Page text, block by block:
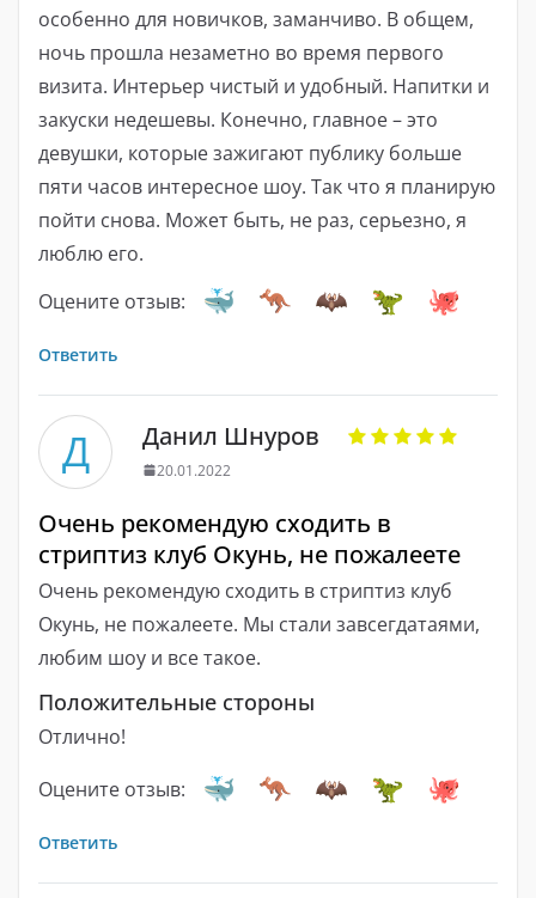
особенно для новичков, заманчиво. В общем,
ночь прошла незаметно во время первого
визита. Интерьер чистый и удобный. Напитки и
закуски недешевы. Конечно, главное – это
девушки, которые зажигают публику больше
пяти часов интересное шоу. Так что я планирую
пойти снова. Может быть, не раз, серьезно, я
люблю его.
Оцените отзыв:
Ответить
Д Данил Шнуров
20.01.2022
Очень рекомендую сходить в
стриптиз клуб Окунь, не пожалеете
Очень рекомендую сходить в стриптиз клуб
Окунь, не пожалеете. Мы стали завсегдатаями,
любим шоу и все такое.
Положительные стороны
Отлично!
Оцените отзыв:
Ответить